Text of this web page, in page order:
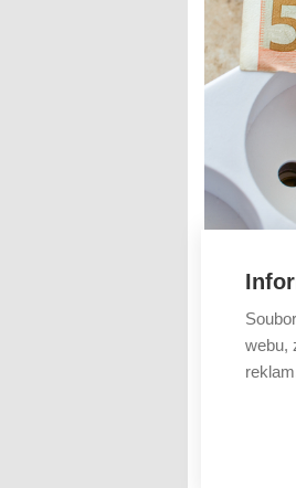
zákon o veř...
Číst dál
webu,